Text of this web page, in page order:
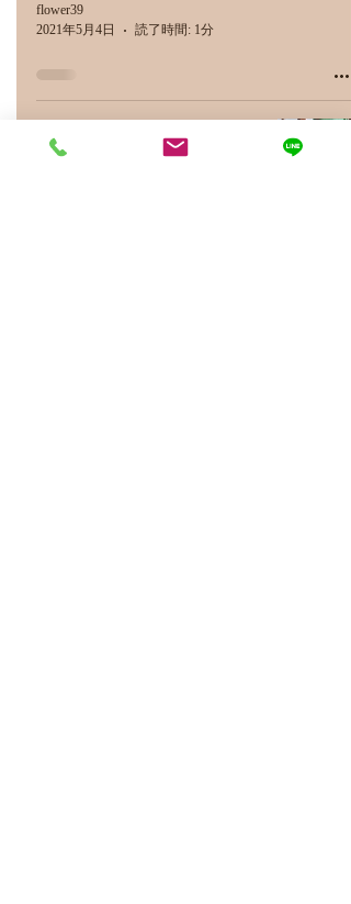
flower39
2021年5月4日
読了時間: 1分
初夏のエコアレ